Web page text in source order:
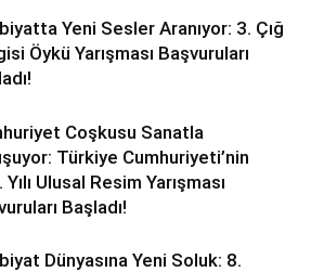
Yeni Sesler Aranıyor: 3. Çığ
Öykü Yarışması Başvuruları
Coşkusu Sanatla
Türkiye Cumhuriyeti’nin
Ulusal Resim Yarışması
Başladı!
Dünyasına Yeni Soluk: 8.